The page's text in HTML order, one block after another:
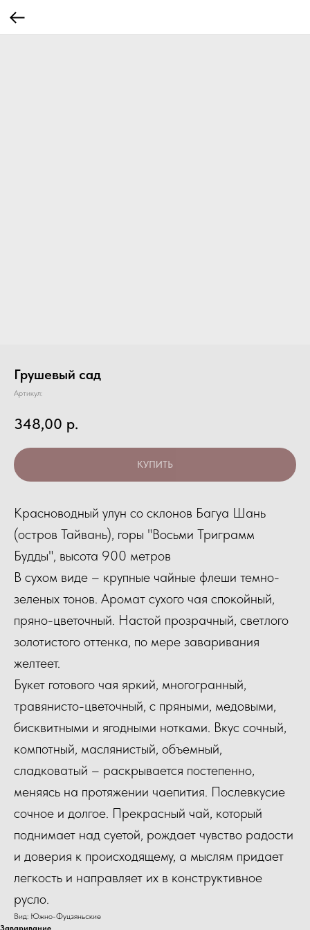
Грушевый сад
Артикул:
348,00 р.
КУПИТЬ
Красноводный улун со склонов Багуа Шань
(остров Тайвань), горы "Восьми Триграмм
Будды", высота 900 метров
В сухом виде – крупные чайные флеши темно-
зеленых тонов. Аромат сухого чая спокойный,
пряно-цветочный. Настой прозрачный, светлого
золотистого оттенка, по мере заваривания
желтеет.
Букет готового чая яркий, многогранный,
травянисто-цветочный, с пряными, медовыми,
бисквитными и ягодными нотками. Вкус сочный,
компотный, маслянистый, объемный,
сладковатый – раскрывается постепенно,
меняясь на протяжении чаепития. Послевкусие
сочное и долгое. Прекрасный чай, который
поднимает над суетой, рождает чувство радости
и доверия к происходящему, а мыслям придает
легкость и направляет их в конструктивное
русло.
Вид: Южно-Фуцзяньские
Заваривание